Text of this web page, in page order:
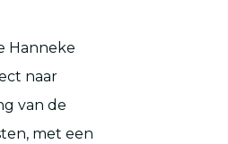
Hanneke
naar
van de
met een